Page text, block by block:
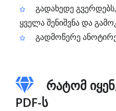
გადახედე
ყველა შენიშვნა და
გადმოწერე
რატომ
PDF-ს